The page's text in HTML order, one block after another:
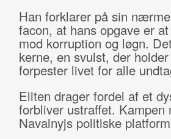
Han forklarer på sin
facon, at hans opgave er
mod korruption og løgn.
kerne, en svulst, der
forpester livet for alle
Eliten drager fordel af et
forbliver ustraffet. Kampen
Navalnyjs politiske